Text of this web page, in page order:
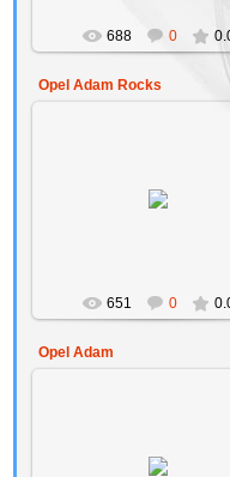
688 0
Opel Adam Rocks
Новая уникальная
Opel Adam Rocks
651 0
Opel Adam